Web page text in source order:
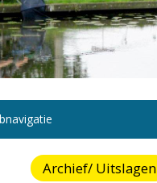
Archief/ Uitslagen